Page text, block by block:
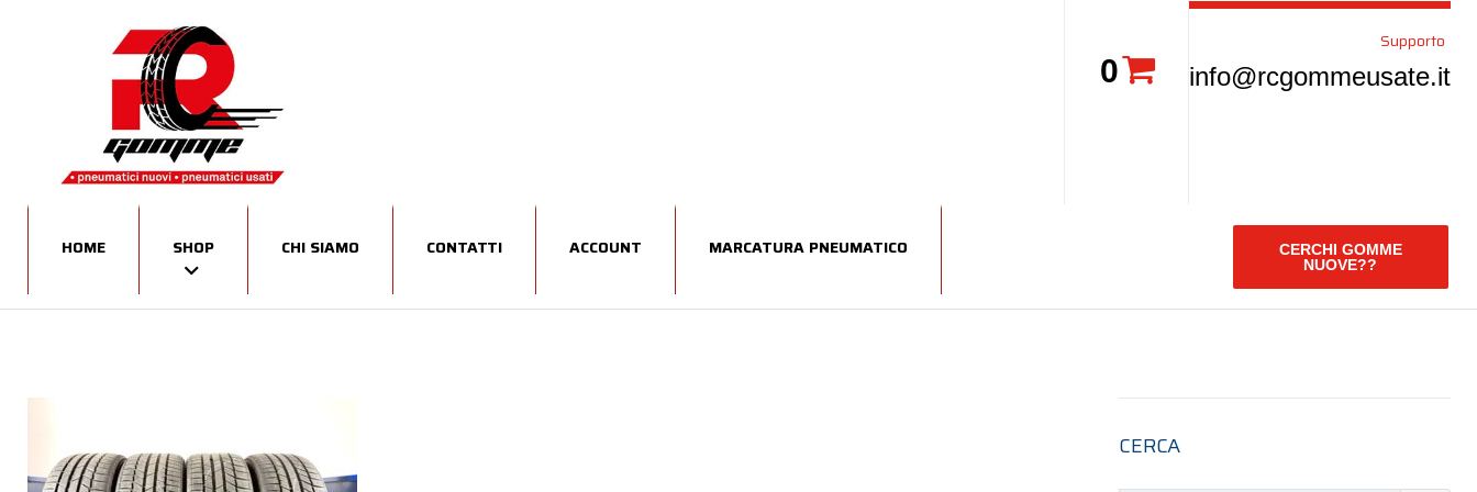
0
Supporto
info@rcgommeusate.it
CERCHI GOMME
NUOVE??
HOME SHOP CHI SIAMO CONTATTI ACCOUNT MARCATURA PNEUMATICO
CERCA